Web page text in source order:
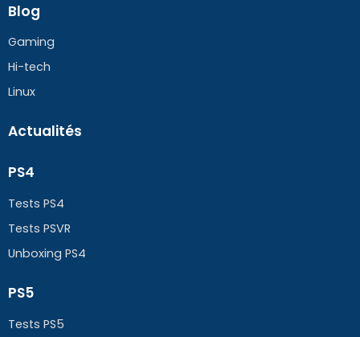
Blog
Gaming
Hi-tech
Linux
Actualités
PS4
Tests PS4
Tests PSVR
Unboxing PS4
PS5
Tests PS5